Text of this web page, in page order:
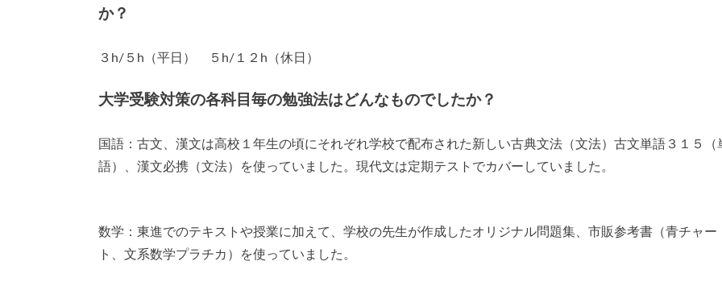
か？
３h/５h（平日） ５h/１２h（休日）
大学受験対策の各科目毎の勉強法はどんなものでしたか？
国語：古文、漢文は高校１年生の頃にそれぞれ学校で配布された新しい古典文法（文法）古文単語３１５（
語）、漢文必携（文法）を使っていました。現代文は定期テストでカバーしていました。
数学：東進でのテキストや授業に加えて、学校の先生が作成したオリジナル問題集、市販参考書（青チャー
ト、文系数学プラチカ）を使っていました。